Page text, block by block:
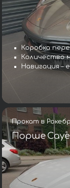
Коробка
Количество
Навигация –
Прокат в
Порше